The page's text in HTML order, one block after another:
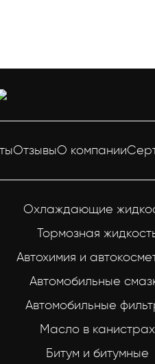
ОтзывыО компании
Охлаждающие
Тормозная
Автохимия и
Автомобильные
Автомобильные
Масло в канистрах
Битум и битумные